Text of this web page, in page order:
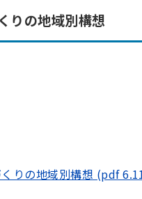
りの地域別構想
りの地域別構想 (pdf